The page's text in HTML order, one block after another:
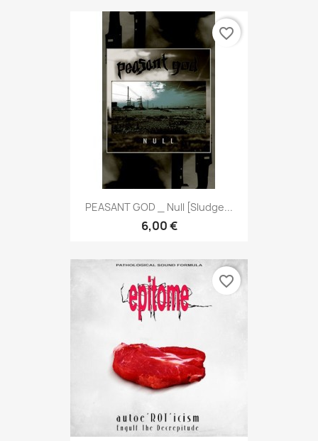
PEASANT GOD _ Null [Sludge...
6,00 €
favorite_border
favorite_border